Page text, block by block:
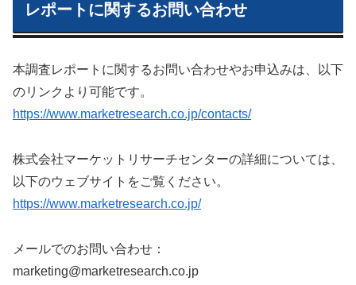
レポートに関するお問い合わせ
本調査レポートに関するお問い合わせやお申込みは、以下
のリンクより可能です。
https://www.marketresearch.co.jp/contacts/
株式会社マーケットリサーチセンターの詳細については、
以下のウェブサイトをご覧ください。
https://www.marketresearch.co.jp/
メールでのお問い合わせ：
marketing@marketresearch.co.jp